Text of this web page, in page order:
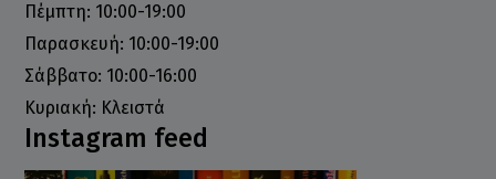
Πέμπτη: 10:00-19:00
Παρασκευή: 10:00-19:00
Σάββατο: 10:00-16:00
Κυριακή: Κλειστά
Instagram feed